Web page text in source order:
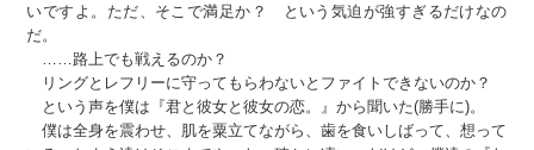
いですよ。ただ、そこで満足か？ という気迫が強すぎるだけなの
だ。
……路上でも戦えるのか？
リングとレフリーに守ってもらわないとファイトできないのか？
という声を僕は『君と彼女と彼女の恋。』から聞いた(勝手に)。
僕は全身を震わせ、肌を粟立てながら、歯を食いしばって、想って